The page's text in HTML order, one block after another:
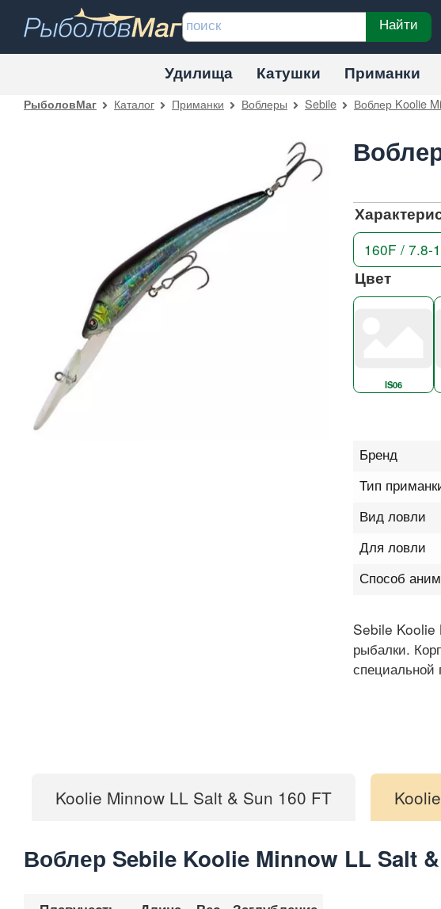
Найти
Удилища Катушки Приманки
РыболовМаг Каталог Приманки Воблеры Sebile Воблер Koolie
160F / 7.8-
Цвет
IS06
Бренд
Тип
Вид ловли
Для ловли
Способ
Sebile Koolie
рыбалки.
специальной
Koolie Minnow LL Salt & Sun 160 FT
Воблер Sebile Koolie Minnow LL Salt